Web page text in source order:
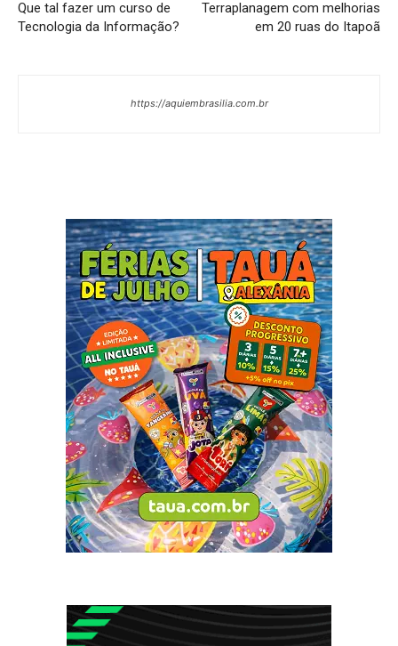
Que tal fazer um curso de
Tecnologia da Informação?
Terraplanagem com melhorias
em 20 ruas do Itapoã
https://aquiembrasilia.com.br